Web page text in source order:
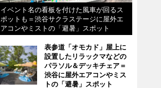
イベント名の看板を付けた風車が回るス
ポットも＝渋谷サクラステージに屋外エ
アコンやミストの「避暑」スポット
表参道「オモカド」屋上に
設置したリラックマなどの
パラソル＆デッキチェア＝
渋谷に屋外エアコンやミス
トの「避暑」スポット